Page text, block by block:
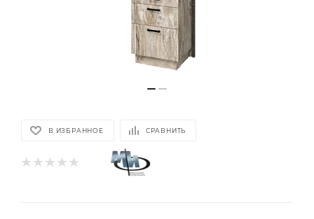
В ИЗБРАННОЕ СРАВНИТЬ